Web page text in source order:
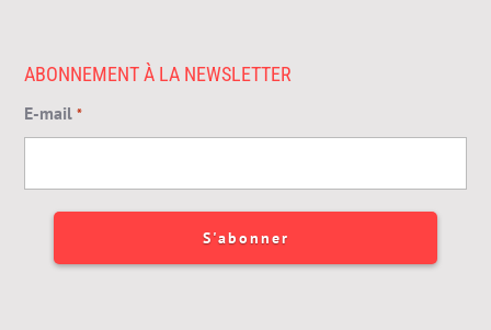
ABONNEMENT À LA NEWSLETTER
E-mail *